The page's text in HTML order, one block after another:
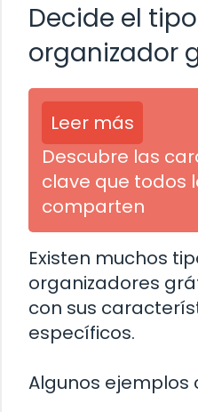
Decide el
organizador
Leer más
Descubre las
clave que todos
comparten
Existen muchos
organizadores
con sus
específicos.
Algunos ejemplos